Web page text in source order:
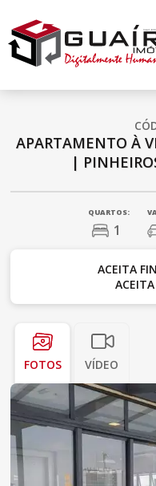
APARTAMENTO À
|
QUARTOS:
1
ACEITA
FOTOS VÍDEO